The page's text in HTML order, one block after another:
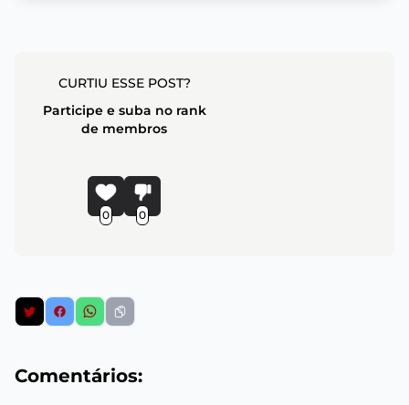
CURTIU ESSE POST?
Participe e suba no rank
de membros
0 0
Comentários: